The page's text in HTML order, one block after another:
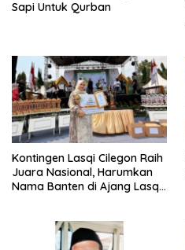
Sapi Untuk Qurban
Kontingen Lasqi Cilegon Raih
Juara Nasional, Harumkan
Nama Banten di Ajang Lasqi